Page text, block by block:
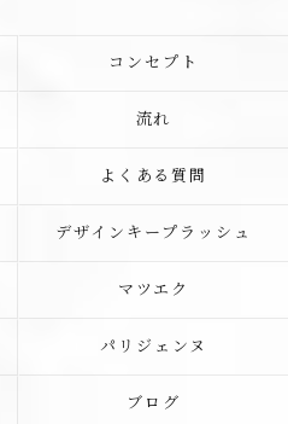
コンセプト
流れ
よくある質問
デザインキープラッシュ
マツエク
パリジェンヌ
ブログ